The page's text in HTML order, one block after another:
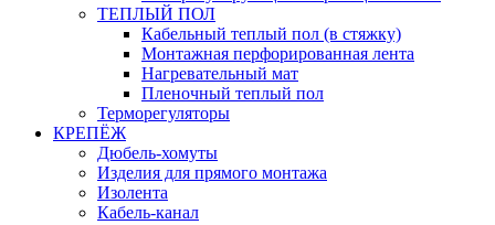
ТЕПЛЫЙ ПОЛ
Кабельный теплый пол (в стяжку)
Монтажная перфорированная лента
Нагревательный мат
Пленочный теплый пол
Терморегуляторы
КРЕПЁЖ
Дюбель-хомуты
Изделия для прямого монтажа
Изолента
Кабель-канал